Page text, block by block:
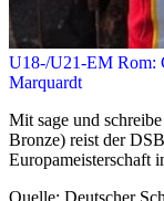
U18-/U21-EM Rom:
Marquardt
Mit sage und
Bronze) reist der
Europameisterschaft
Quelle: Deutscher